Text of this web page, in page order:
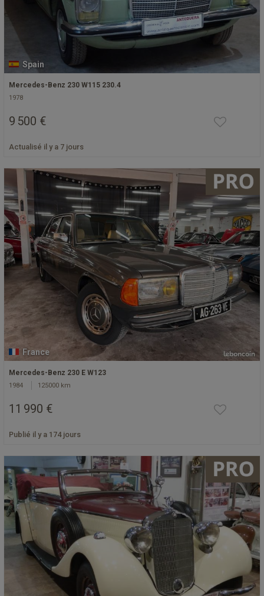
Spain
Mercedes-Benz 230 W115 230.4
1978
9 500 €
Actualisé il y a 7 jours
France
Mercedes-Benz 230 E W123
1984 125000 km
11 990 €
Publié il y a 174 jours